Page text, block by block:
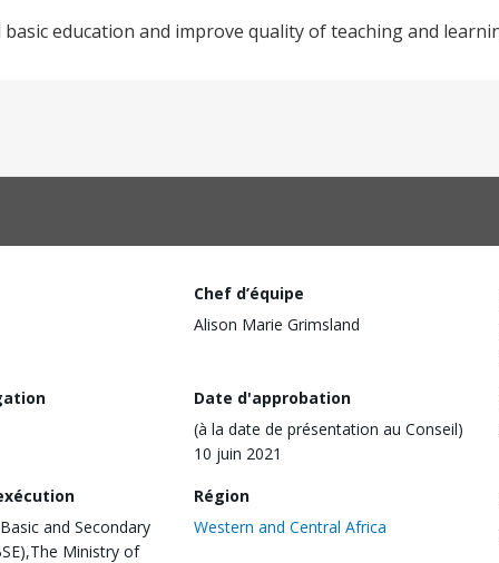
education and improve quality of teaching and
Chef d’équipe
Alison Marie Grimsland
Date d'approbation
(à la date de présentation au Conseil)
10 juin 2021
and Secondary
Ministry of
Région
Western and Central Africa